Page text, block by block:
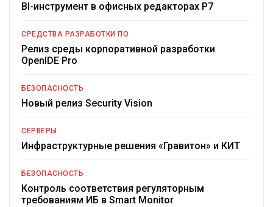
BI-инструмент в офисных редакторах Р7
СРЕДСТВА РАЗРАБОТКИ ПО
Релиз среды корпоративной разработки
OpenIDE Pro
БЕЗОПАСНОСТЬ
Новый релиз Security Vision
СЕРВЕРЫ
Инфраструктурные решения «Гравитон» и КИТ
БЕЗОПАСНОСТЬ
Контроль соответствия регуляторным
требованиям ИБ в Smart Monitor